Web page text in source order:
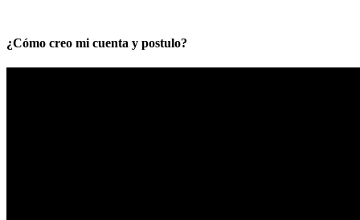
¿Cómo creo mi cuenta y postulo?